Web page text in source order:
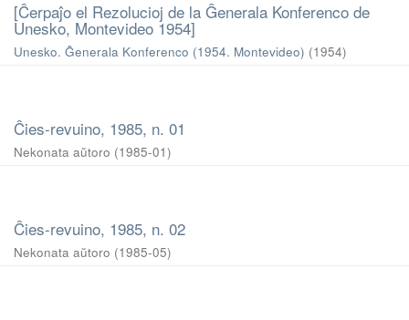
[Ĉerpaĵo el Rezolucioj de la Ĝenerala Konferenco de
Unesko, Montevideo 1954]
Unesko. Ĝenerala Konferenco (1954. Montevideo) (1954)
Ĉies-revuino, 1985, n. 01
Nekonata aŭtoro (1985-01)
Ĉies-revuino, 1985, n. 02
Nekonata aŭtoro (1985-05)